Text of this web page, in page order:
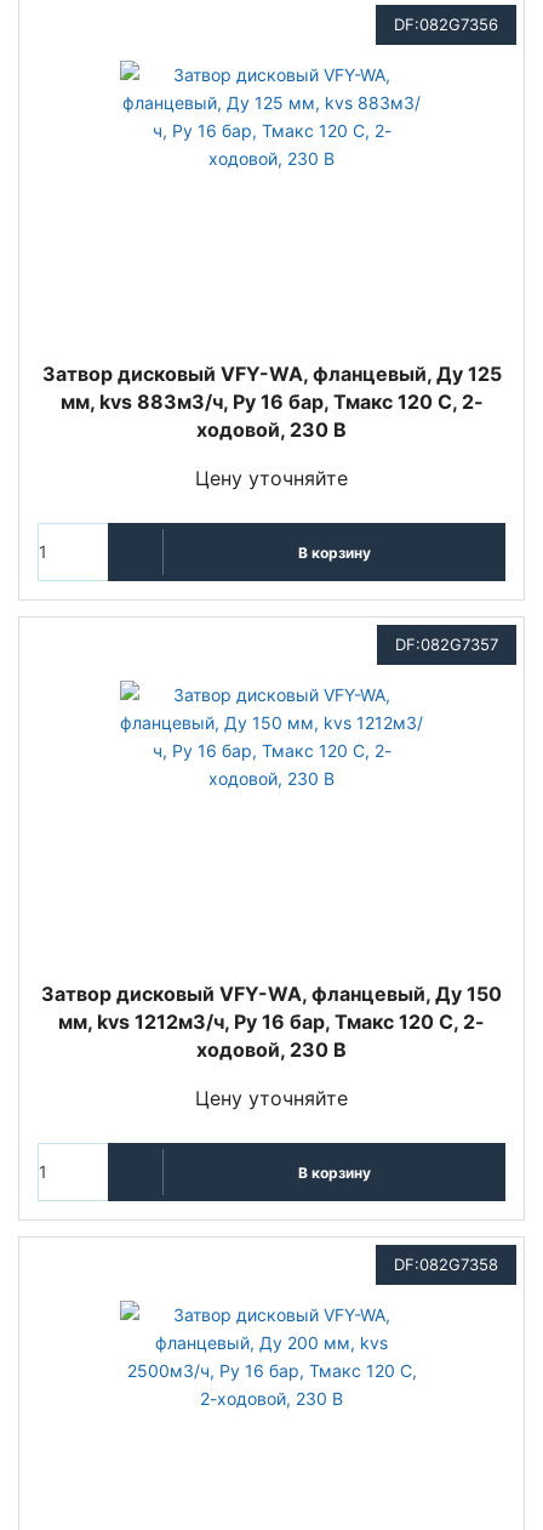
DF:082G7356
Затвор дисковый VFY-WA, фланцевый, Ду 125
мм, kvs 883м3/ч, Py 16 бар, Тмакс 120 С, 2-
ходовой, 230 В
Цену уточняйте
В корзину
DF:082G7357
Затвор дисковый VFY-WA, фланцевый, Ду 150
мм, kvs 1212м3/ч, Py 16 бар, Тмакс 120 С, 2-
ходовой, 230 В
Цену уточняйте
В корзину
DF:082G7358